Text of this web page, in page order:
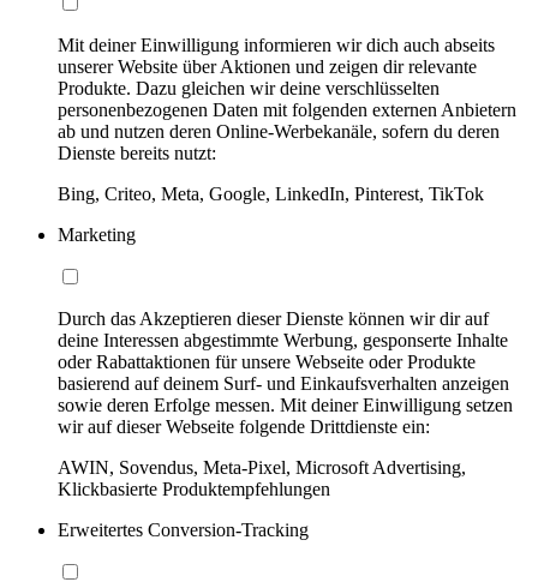
Mit deiner Einwilligung informieren wir dich auch abseits
unserer Website über Aktionen und zeigen dir relevante
Produkte. Dazu gleichen wir deine verschlüsselten
personenbezogenen Daten mit folgenden externen Anbietern
ab und nutzen deren Online-Werbekanäle, sofern du deren
Dienste bereits nutzt:
Bing, Criteo, Meta, Google, LinkedIn, Pinterest, TikTok
Marketing
Durch das Akzeptieren dieser Dienste können wir dir auf
deine Interessen abgestimmte Werbung, gesponserte Inhalte
oder Rabattaktionen für unsere Webseite oder Produkte
basierend auf deinem Surf- und Einkaufsverhalten anzeigen
sowie deren Erfolge messen. Mit deiner Einwilligung setzen
wir auf dieser Webseite folgende Drittdienste ein:
AWIN, Sovendus, Meta-Pixel, Microsoft Advertising,
Klickbasierte Produktempfehlungen
Erweitertes Conversion-Tracking